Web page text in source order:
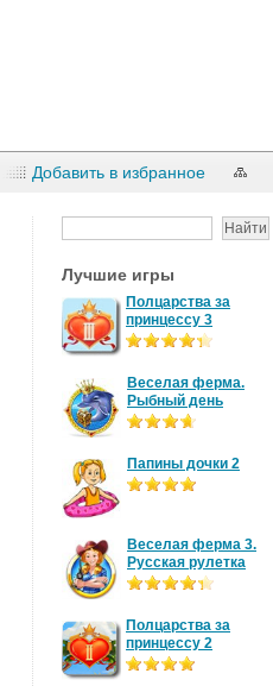
Добавить в избранное
Лучшие игры
Полцарства за
принцессу 3
Веселая ферма.
Рыбный день
Папины дочки 2
Веселая ферма 3.
Русская рулетка
Полцарства за
принцессу 2